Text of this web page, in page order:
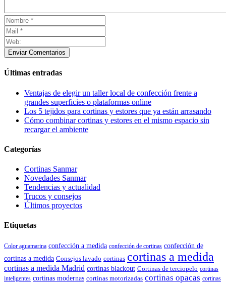
Enviar Comentarios
Últimas entradas
Ventajas de elegir un taller local de confección frente a
grandes superficies o plataformas online
Los 5 tejidos para cortinas y estores que ya están arrasando
Cómo combinar cortinas y estores en el mismo espacio sin
recargar el ambiente
Categorías
Cortinas Sanmar
Novedades Sanmar
Tendencias y actualidad
Trucos y consejos
Últimos proyectos
Etiquetas
Color aguamarina confección a medida confección de cortinas confección de
cortinas a medida Consejos lavado cortinas cortinas a medida
cortinas a medida Madrid cortinas blackout Cortinas de terciopelo cortinas
inteligentes cortinas modernas cortinas motorizadas cortinas opacas cortinas